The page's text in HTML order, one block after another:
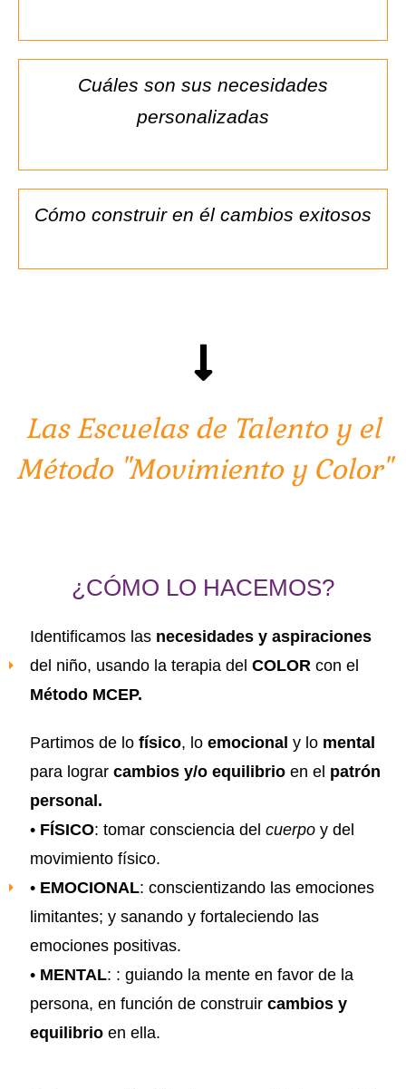
Cuáles son sus necesidades
personalizadas
Cómo construir en él cambios exitosos
Las Escuelas de Talento y el
Método "Movimiento y Color"
¿CÓMO LO HACEMOS?
Identificamos las necesidades y aspiraciones
del niño, usando la terapia del COLOR con el
Método MCEP.
Partimos de lo físico, lo emocional y lo mental
para lograr cambios y/o equilibrioen el patrón
personal.
• FÍSICO: tomar consciencia del cuerpoy del
movimiento físico.
• EMOCIONAL: conscientizando las emociones
limitantes; y sanando y fortaleciendo las
emociones positivas.
• MENTAL: : guiando la mente en favor de la
persona, en función de construir cambios y
equilibrioen ella.